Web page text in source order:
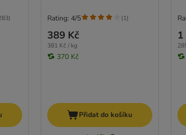
)
389 Kč
381 Kč / kg
370 Kč
Rating: 4/5 (1)
Přidat do košíku